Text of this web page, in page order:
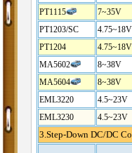
PT1115
7~35V
PT1203/SC
4.75~18V
PT1204
4.75~18V
MA5602
8~38V
MA5604
8~38V
EML3220
4.5~23V
EML3230
4.5~23V
3. Step-Down DC/DC